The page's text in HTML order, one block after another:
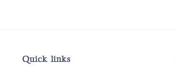
Quick links